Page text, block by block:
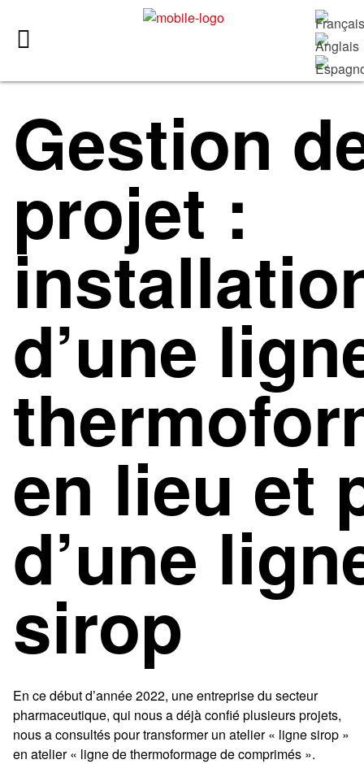
Gestion
projet :
d’une
en lieu et
d’une
sirop
En ce début d’année 2022, une entreprise du secteur
pharmaceutique, qui nous a déjà confié plusieurs projets,
nous a consultés pour transformer un atelier « ligne sirop »
en atelier « ligne de thermoformage de comprimés ».